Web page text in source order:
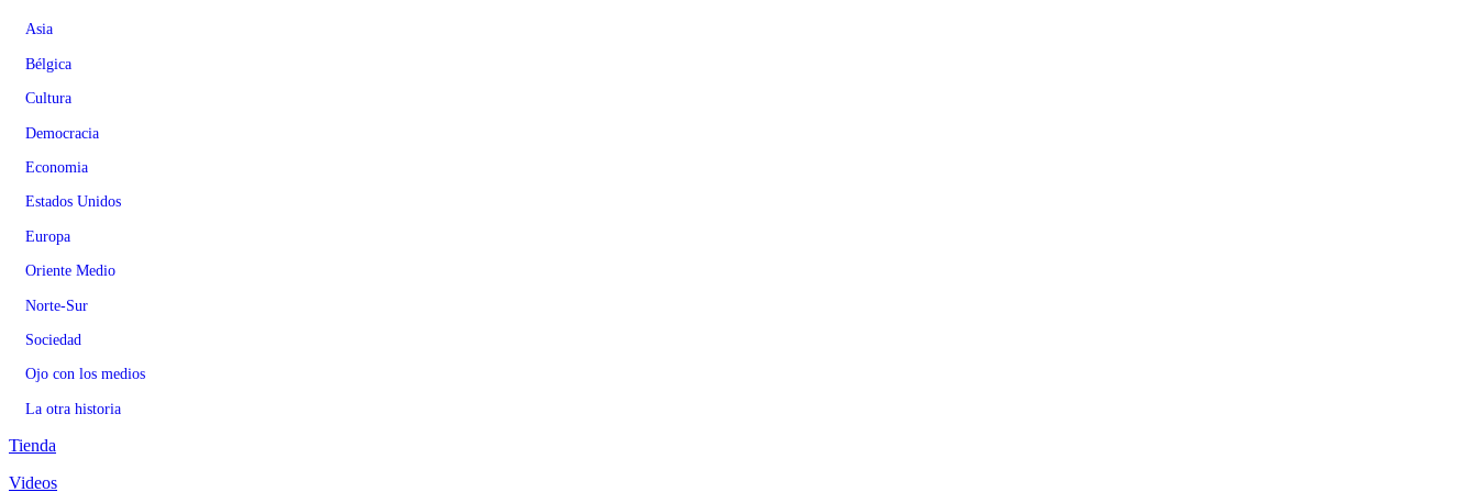
Asia
Bélgica
Cultura
Democracia
Economia
Estados Unidos
Europa
Oriente Medio
Norte-Sur
Sociedad
Ojo con los medios
La otra historia
Tienda
Videos